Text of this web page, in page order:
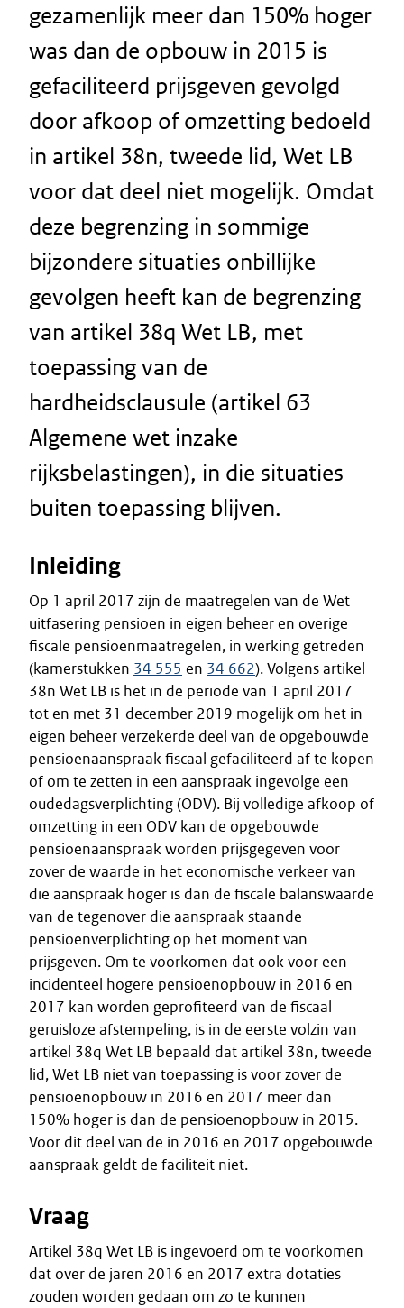
gezamenlijk meer dan 150% hoger
was dan de opbouw in 2015 is
gefaciliteerd prijsgeven gevolgd
door afkoop of omzetting bedoeld
in artikel 38n, tweede lid, Wet LB
voor dat deel niet mogelijk. Omdat
deze begrenzing in sommige
bijzondere situaties onbillijke
gevolgen heeft kan de begrenzing
van artikel 38q Wet LB, met
toepassing van de
hardheidsclausule (artikel 63
Algemene wet inzake
rijksbelastingen), in die situaties
buiten toepassing blijven.
Inleiding
Op 1 april 2017 zijn de maatregelen van de Wet
uitfasering pensioen in eigen beheer en overige
fiscale pensioenmaatregelen, in werking getreden
(kamerstukken 34 555 en 34 662). Volgens artikel
38n Wet LB is het in de periode van 1 april 2017
tot en met 31 december 2019 mogelijk om het in
eigen beheer verzekerde deel van de opgebouwde
pensioenaanspraak fiscaal gefaciliteerd af te kopen
of om te zetten in een aanspraak ingevolge een
oudedagsverplichting (ODV). Bij volledige afkoop of
omzetting in een ODV kan de opgebouwde
pensioenaanspraak worden prijsgegeven voor
zover de waarde in het economische verkeer van
die aanspraak hoger is dan de fiscale balanswaarde
van de tegenover die aanspraak staande
pensioenverplichting op het moment van
prijsgeven. Om te voorkomen dat ook voor een
incidenteel hogere pensioenopbouw in 2016 en
2017 kan worden geprofiteerd van de fiscaal
geruisloze afstempeling, is in de eerste volzin van
artikel 38q Wet LB bepaald dat artikel 38n, tweede
lid, Wet LB niet van toepassing is voor zover de
pensioenopbouw in 2016 en 2017 meer dan
150% hoger is dan de pensioenopbouw in 2015.
Voor dit deel van de in 2016 en 2017 opgebouwde
aanspraak geldt de faciliteit niet.
Vraag
Artikel 38q Wet LB is ingevoerd om te voorkomen
dat over de jaren 2016 en 2017 extra dotaties
zouden worden gedaan om zo te kunnen